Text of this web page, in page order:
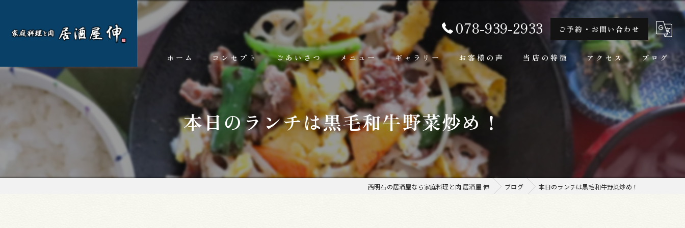
078-939-2933 ご予約・お問い合わせ
ホーム コンセプト ごあいさつ メニュー
ランチ
お料理
お飲み物
ギャラリー お客様の声 当店の特徴 アクセス ブログ
本日のランチは黒毛和牛野菜炒め！
西明石の居酒屋なら家庭料理と肉 居酒屋 伸 ブログ 本日のランチは黒毛和牛野菜炒め！